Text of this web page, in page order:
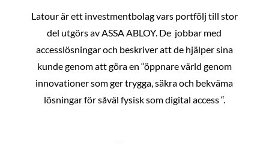
Latour är ett investmentbolag vars portfölj till stor
del utgörs av ASSA ABLOY. De jobbar med
accesslösningar och beskriver att de hjälper sina
kunde genom att göra en “öppnare värld genom
innovationer som ger trygga, säkra och bekväma
lösningar för såväl fysisk som digital access “.